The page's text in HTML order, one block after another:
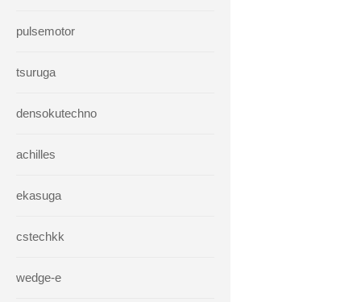
pulsemotor
tsuruga
densokutechno
achilles
ekasuga
cstechkk
wedge-e